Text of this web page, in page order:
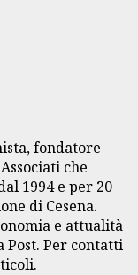
fondatore
che
1994 e per 20
di Cesena.
e attualità
Post. Per contatti